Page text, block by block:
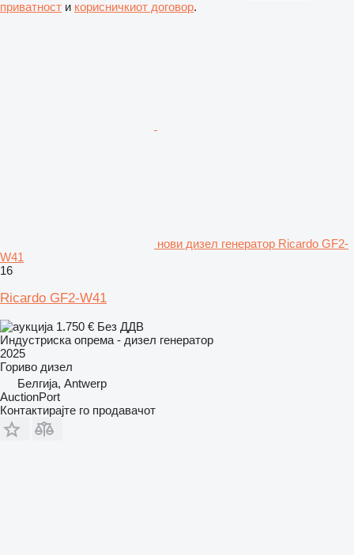
приватност и корисничкиот договор.
нови дизел генератор Ricardo GF2-
W41
16
Ricardo GF2-W41
1.750 € Без ДДВ
Индустриска опрема - дизел генератор
2025
Гориво дизел
Белгија, Antwerp
AuctionPort
Контактирајте го продавачот